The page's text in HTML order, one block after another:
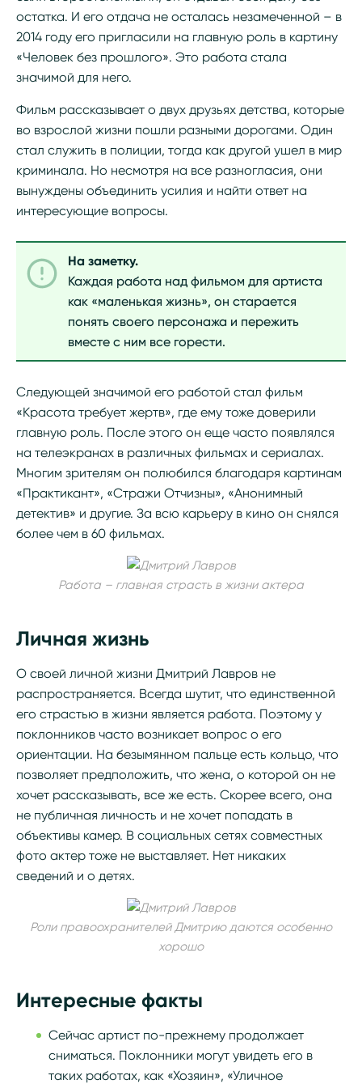
остатка. И его отдача не осталась незамеченной – в
2014 году его пригласили на главную роль в картину
«Человек без прошлого». Это работа стала
значимой для него.
Фильм рассказывает о двух друзьях детства, которые
во взрослой жизни пошли разными дорогами. Один
стал служить в полиции, тогда как другой ушел в мир
криминала. Но несмотря на все разногласия, они
вынуждены объединить усилия и найти ответ на
интересующие вопросы.
На заметку.
Каждая работа над фильмом для артиста
как «маленькая жизнь», он старается
понять своего персонажа и пережить
вместе с ним все горести.
Следующей значимой его работой стал фильм
«Красота требует жертв», где ему тоже доверили
главную роль. После этого он еще часто появлялся
на телеэкранах в различных фильмах и сериалах.
Многим зрителям он полюбился благодаря картинам
«Практикант», «Стражи Отчизны», «Анонимный
детектив» и другие. За всю карьеру в кино он снялся
более чем в 60 фильмах.
Работа – главная страсть в жизни актера
Личная жизнь
О своей личной жизни Дмитрий Лавров не
распространяется. Всегда шутит, что единственной
его страстью в жизни является работа. Поэтому у
поклонников часто возникает вопрос о его
ориентации. На безымянном пальце есть кольцо, что
позволяет предположить, что жена, о которой он не
хочет рассказывать, все же есть. Скорее всего, она
не публичная личность и не хочет попадать в
объективы камер. В социальных сетях совместных
фото актер тоже не выставляет. Нет никаких
сведений и о детях.
Роли правоохранителей Дмитрию даются особенно
хорошо
Интересные факты
Сейчас артист по-прежнему продолжает
сниматься. Поклонники могут увидеть его в
таких работах, как «Хозяин», «Уличное